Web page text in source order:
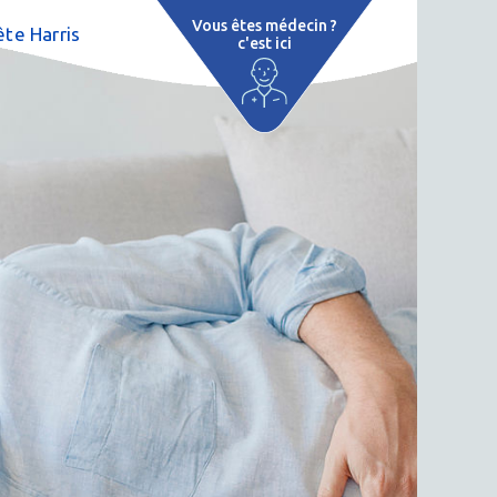
thermale
Harris
Vous êtes médecin ?
c'est ici